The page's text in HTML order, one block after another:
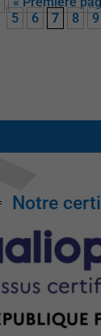
5
6 7 8 9
Notre